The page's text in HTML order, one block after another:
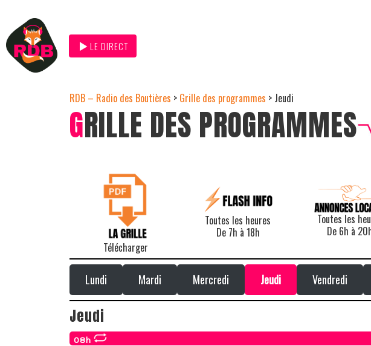
LE DIRECT
RDB – Radio des Boutières > Grille des programmes > Jeudi
GRILLE DES PROGRAMMES
Télécharger
Toutes les heures
De 7h à 18h
Toutes les
De 6h à
Lundi Mardi Mercredi Jeudi Vendredi
Jeudi
08h